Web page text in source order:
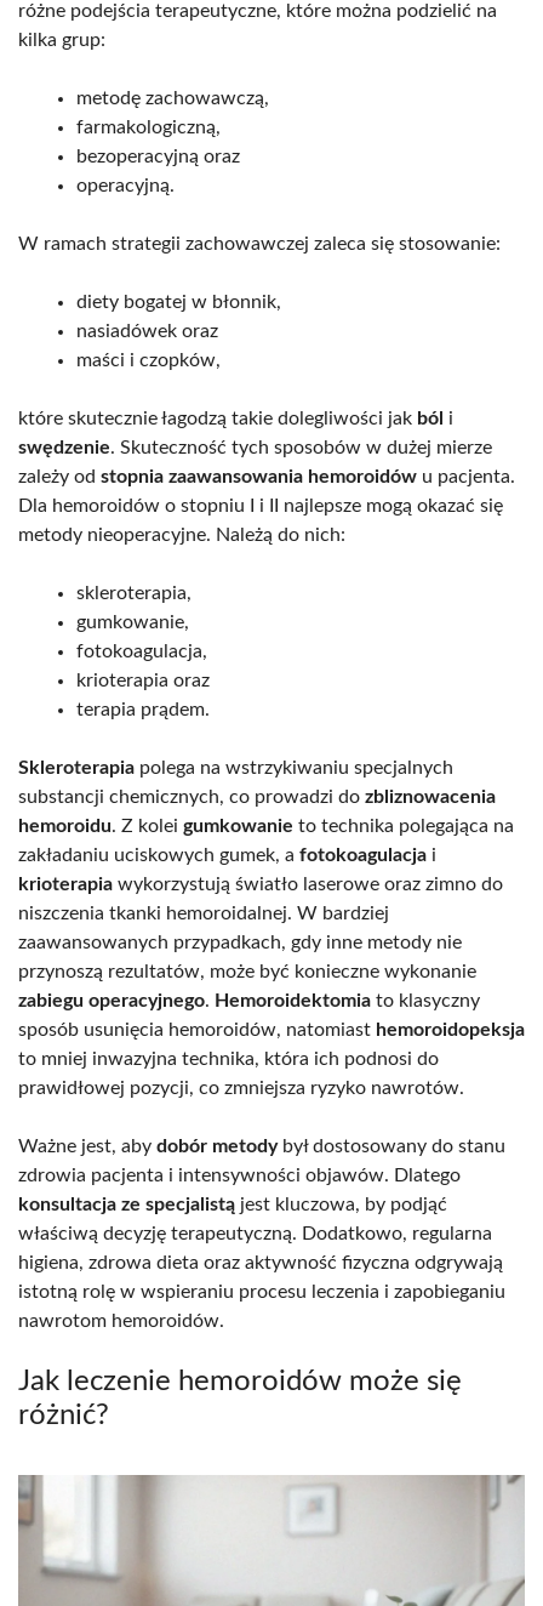
różne podejścia terapeutyczne, które można podzielić na
kilka grup:
metodę zachowawczą,
farmakologiczną,
bezoperacyjną oraz
operacyjną.
W ramach strategii zachowawczej zaleca się stosowanie:
diety bogatej w błonnik,
nasiadówek oraz
maści i czopków,
które skutecznie łagodzą takie dolegliwości jak ból i
swędzenie. Skuteczność tych sposobów w dużej mierze
zależy od stopnia zaawansowania hemoroidów u pacjenta.
Dla hemoroidów o stopniu I i II najlepsze mogą okazać się
metody nieoperacyjne. Należą do nich:
skleroterapia,
gumkowanie,
fotokoagulacja,
krioterapia oraz
terapia prądem.
Skleroterapia polega na wstrzykiwaniu specjalnych
substancji chemicznych, co prowadzi do zbliznowacenia
hemoroidu. Z kolei gumkowanie to technika polegająca na
zakładaniu uciskowych gumek, a fotokoagulacja i
krioterapia wykorzystują światło laserowe oraz zimno do
niszczenia tkanki hemoroidalnej. W bardziej
zaawansowanych przypadkach, gdy inne metody nie
przynoszą rezultatów, może być konieczne wykonanie
zabiegu operacyjnego. Hemoroidektomia to klasyczny
sposób usunięcia hemoroidów, natomiast hemoroidopeksja
to mniej inwazyjna technika, która ich podnosi do
prawidłowej pozycji, co zmniejsza ryzyko nawrotów.
Ważne jest, aby dobór metodybył dostosowany do stanu
zdrowia pacjenta i intensywności objawów. Dlatego
konsultacja ze specjalistą jest kluczowa, by podjąć
właściwą decyzję terapeutyczną. Dodatkowo, regularna
higiena, zdrowa dieta oraz aktywność fizyczna odgrywają
istotną rolę w wspieraniu procesu leczenia i zapobieganiu
nawrotom hemoroidów.
Jak leczenie hemoroidów może się
różnić?